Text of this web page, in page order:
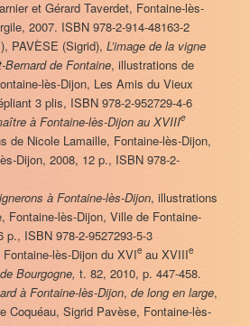
et Gérard Taverdet, Fontaine-lès-
2007. ISBN 978-2-914-48163-2
PAVÈSE (Sigrid), L’image de la vigne
Bernard de Fontaine, illustrations de
lès-Dijon, Les Amis du Vieux
3 plis, ISBN 978-2-952729-4-6
à Fontaine-lès-Dijon au XVIIIe
de Nicole Lamaille, Fontaine-lès-Dijon,
Dijon, 2008, 12 p., ISBN 978-2-
à Fontaine-lès-Dijon, illustrations
Fontaine-lès-Dijon, Ville de Fontaine-
p., ISBN 978-2-9527293-5-3
lès-Dijon du XVIe au XVIIIe
Bourgogne, t. 82, 2010, p. 447-458.
à Fontaine-lès-Dijon, de long en large,
Coquéau, Sigrid Pavèse, Fontaine-lès-